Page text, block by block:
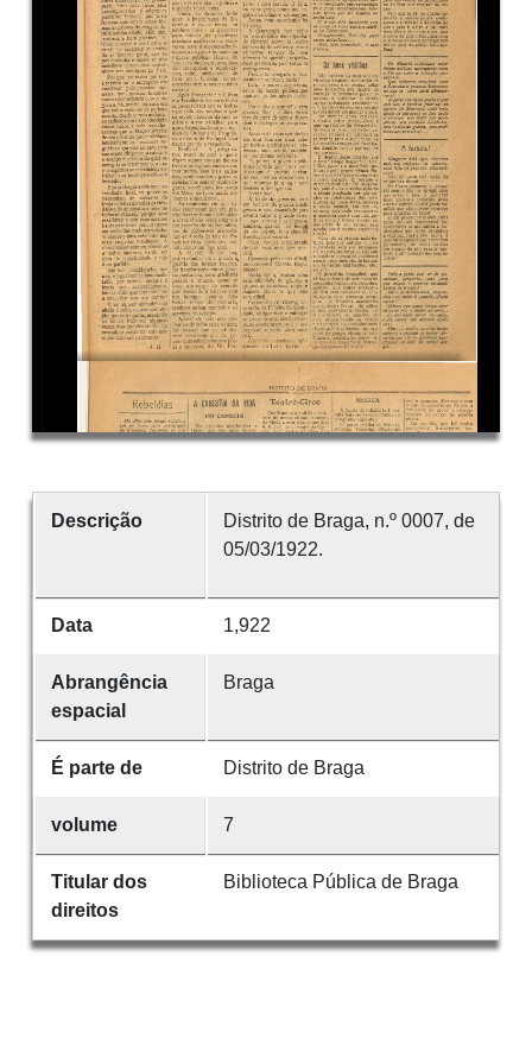
Descrição
Distrito de Braga, n.º 0007, de
05/03/1922.
Data 1,922
Abrangência
espacial
Braga
É parte de Distrito de Braga
volume 7
Titular dos
direitos
Biblioteca Pública de Braga